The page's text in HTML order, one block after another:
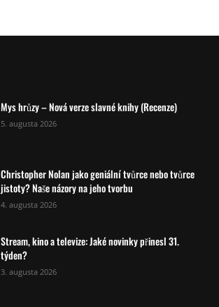
Mys hrůzy – Nová verze slavné knihy (Recenze)
5. augusta 2026
Christopher Nolan jako geniální tvůrce nebo tvůrce
jistoty? Naše názory na jeho tvorbu
4. augusta 2026
Stream, kino a televize: Jaké novinky přinesl 31.
týden?
3. augusta 2026